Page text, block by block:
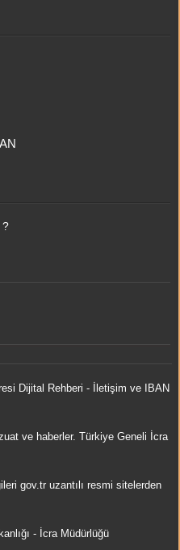
?
Dijital Rehberi - İletişim ve IBAN
ve haberler. Türkiye Geneli İcra
gov.tr uzantılı resmi sitelerden
- İcra Müdürlüğü